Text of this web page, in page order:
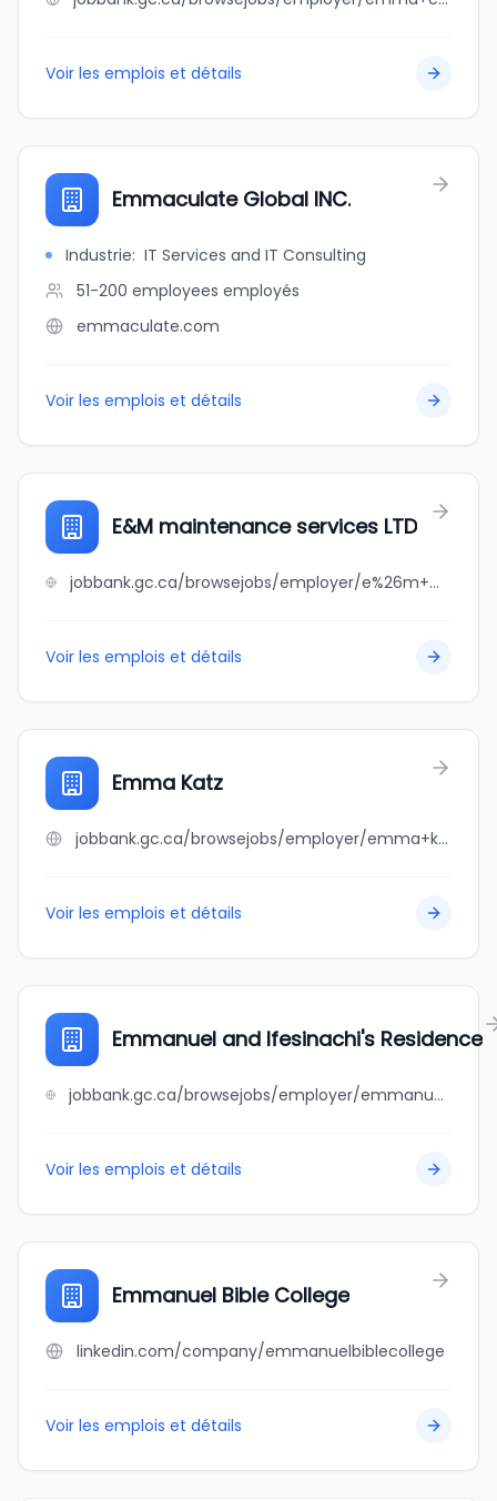
Voir les emplois et détails
Emmaculate Global INC.
Industrie: IT Services and IT Consulting
51-200 employees employés
emmaculate.com
Voir les emplois et détails
E&M maintenance services LTD
jobbank.gc.ca/browsejobs/employer/e%26m+maintenance+services+ltd/ca
Voir les emplois et détails
Emma Katz
jobbank.gc.ca/browsejobs/employer/emma+katz/ca
Voir les emplois et détails
Emmanuel and Ifesinachi's Residence
jobbank.gc.ca/browsejobs/employer/emmanuel+and+ifesinachi%27s+residence/ca
Voir les emplois et détails
Emmanuel Bible College
linkedin.com/company/emmanuelbiblecollege
Voir les emplois et détails